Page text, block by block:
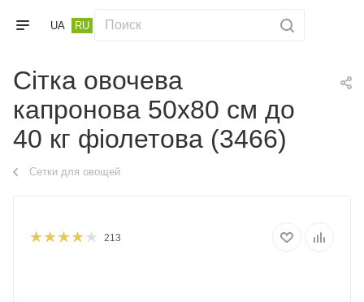
UA RU
Сітка овочева
капронова 50х80 см до
40 кг фіолетова (3466)
Сетки для овощей
213